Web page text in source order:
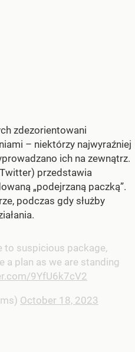
zdezorientowani
– niektórzy najwyraźniej
ich na zewnątrz.
przedstawia
„podejrzaną paczką”.
podczas gdy służby
to suspicious package,
a plan as we are standing
9YfU6k7cV2
October 18, 2023